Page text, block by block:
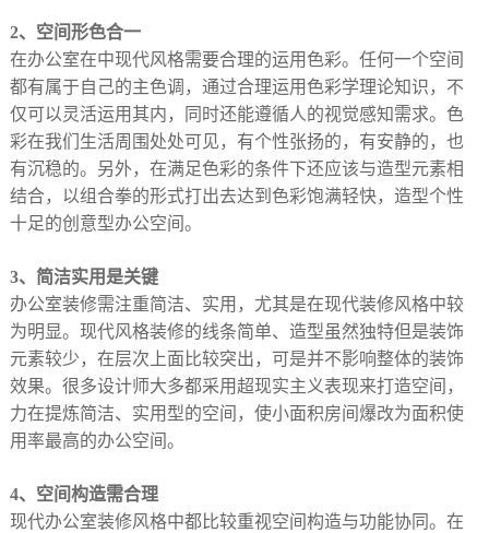
2、空间形色合一
在办公室在中现代风格需要合理的运用色彩。任何一个空间
都有属于自己的主色调，通过合理运用色彩学理论知识，不
仅可以灵活运用其内，同时还能遵循人的视觉感知需求。色
彩在我们生活周围处处可见，有个性张扬的，有安静的，也
有沉稳的。另外，在满足色彩的条件下还应该与造型元素相
结合，以组合拳的形式打出去达到色彩饱满轻快，造型个性
十足的创意型办公空间。
3、简洁实用是关键
办公室装修需注重简洁、实用，尤其是在现代装修风格中较
为明显。现代风格装修的线条简单、造型虽然独特但是装饰
元素较少，在层次上面比较突出，可是并不影响整体的装饰
效果。很多设计师大多都采用超现实主义表现来打造空间，
力在提炼简洁、实用型的空间，使小面积房间爆改为面积使
用率最高的办公空间。
4、空间构造需合理
现代办公室装修风格中都比较重视空间构造与功能协同。在